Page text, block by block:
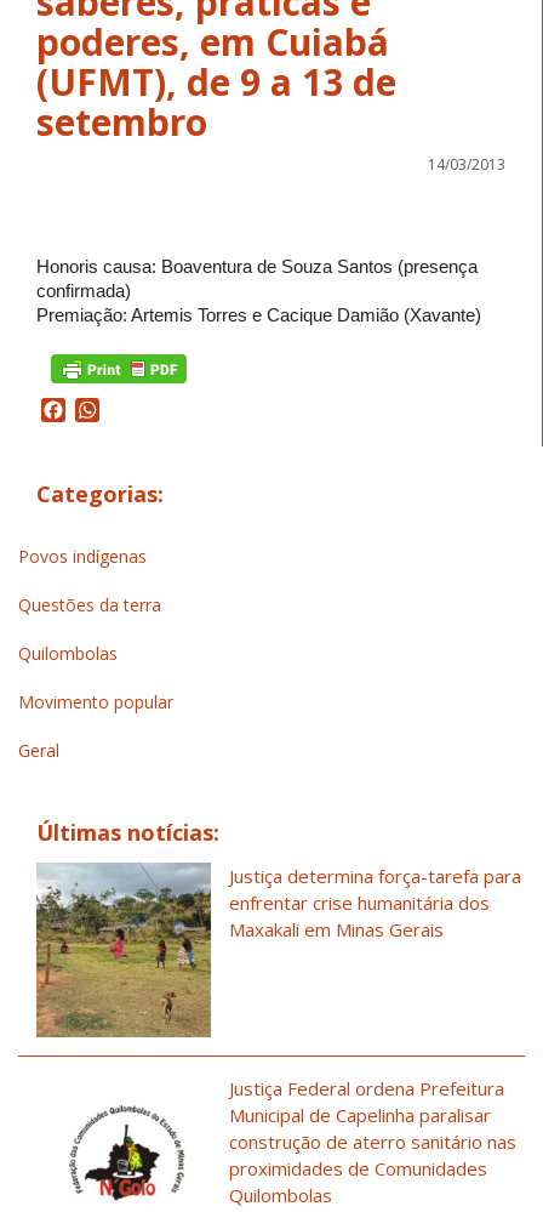
poderes, em Cuiabá
(UFMT), de 9 a 13 de
setembro
14/03/2013
Honoris causa: Boaventura de Souza Santos (presença
confirmada)
Premiação: Artemis Torres e Cacique Damião (Xavante)
Facebook
Categorias:
Povos indígenas
Questões da terra
Quilombolas
Movimento popular
Geral
Últimas notícias:
Justiça determina força-tarefa para
enfrentar crise humanitária dos
Maxakali em Minas Gerais
Justiça Federal ordena Prefeitura
Municipal de Capelinha paralisar
construção de aterro sanitário nas
proximidades de Comunidades
Quilombolas